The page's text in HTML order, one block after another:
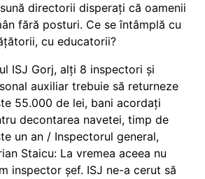
directorii disperați că oamenii
fără posturi. Ce se întâmplă cu
cu educatorii?
ISJ Gorj, alți 8 inspectori și
auxiliar trebuie să returneze
55.000 de lei, bani acordați
decontarea navetei, timp de
un an / Inspectorul general,
Staicu: La vremea aceea nu
inspector șef. ISJ ne-a cerut să